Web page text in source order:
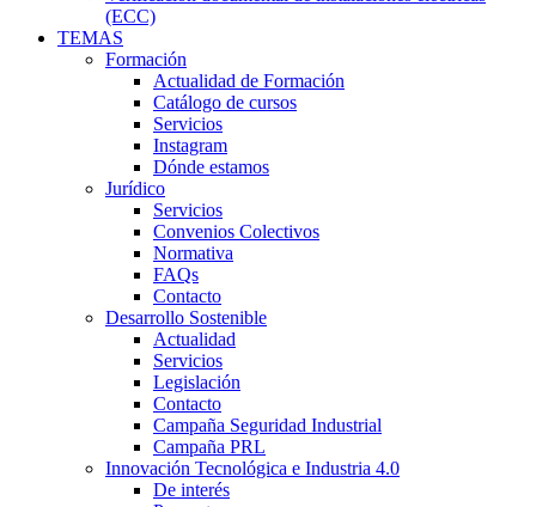
(ECC)
TEMAS
Formación
Actualidad de Formación
Catálogo de cursos
Servicios
Instagram
Dónde estamos
Jurídico
Servicios
Convenios Colectivos
Normativa
FAQs
Contacto
Desarrollo Sostenible
Actualidad
Servicios
Legislación
Contacto
Campaña Seguridad Industrial
Campaña PRL
Innovación Tecnológica e Industria 4.0
De interés